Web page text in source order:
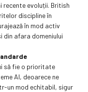
recente evoluții. British
discipline în
în mod activ
din afara domeniului
să fie o prioritate
AI, deoarece ne
un mod echitabil, sigur